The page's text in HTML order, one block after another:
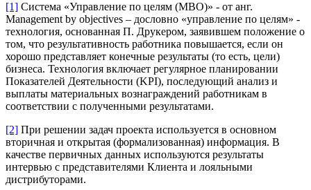
[1] Система «Управление по целям (МВО)» - от анг.
Management by objectives – дословно «управление по целям» -
технология, основанная П. Друкером, заявившем положение о
том, что результативность работника повышается, если он
хорошо представляет конечные результаты (то есть, цели)
бизнеса. Технология включает регулярное планировании
Показателей Деятельности (KPI), последующий анализ и
выплаты материальных вознаграждений работникам в
соответствии с полученными результатами.
[2] При решении задач проекта используется в основном
вторичная и открытая (формализованная) информация. В
качестве первичных данных используются результаты
интервью с представителями Клиента и лояльными
дистрибуторами.